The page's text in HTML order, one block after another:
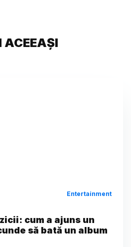
ACEEAȘI
Entertainment
cum a ajuns un
să bată un album